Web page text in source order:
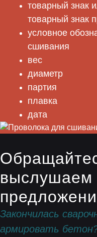
товарный знак
товарный знак
условное
сшивания
вес
диаметр
партия
плавка
дата
Закончилась
армировать